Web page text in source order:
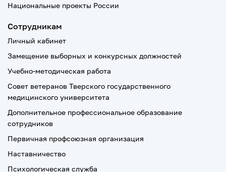
Национальные проекты России
Сотрудникам
Личный кабинет
Замещение выборных и конкурсных должностей
Учебно-методическая работа
Совет ветеранов Тверского государственного
медицинского университета
Дополнительное профессиональное образование
сотрудников
Первичная профсоюзная организация
Наставничество
Психологическая служба